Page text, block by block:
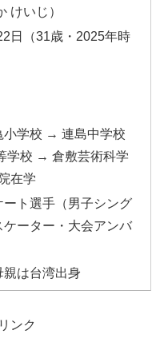
けいじ）
日（31歳・2025年時
小学校 → 連島中学校
学校 → 倉敷芸術科学
在学
ト選手（男子シング
ーター・大会アンバ
は台湾出身
ンク